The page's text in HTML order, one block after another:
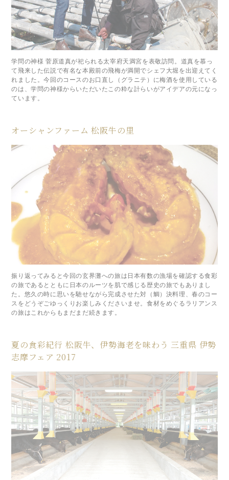
学問の神様 菅原道真が祀られる太宰府天満宮を表敬訪問。道真を慕っ
て飛来した伝説で有名な本殿前の飛梅が満開でシェフ大堀を出迎えてく
れました。今回のコースのお口直し（グラニテ）に梅酒を使用している
のは、学問の神様からいただいたこの粋な計らいがアイデアの元になっ
ています。
オーシャンファーム 松阪牛の里
振り返ってみると今回の玄界灘への旅は日本有数の漁場を確認する食彩
の旅であるとともに日本のルーツを肌で感じる歴史の旅でもありまし
た。悠久の時に思いを馳せながら完成させた対（鯛）決料理、春のコー
スをどうぞごゆっくりお楽しみくださいませ。食材をめぐるラリアンス
の旅はこれからもまだまだ続きます。
夏の食彩紀行 松阪牛、伊勢海老を味わう 三重県 伊勢
志摩フェア 2017